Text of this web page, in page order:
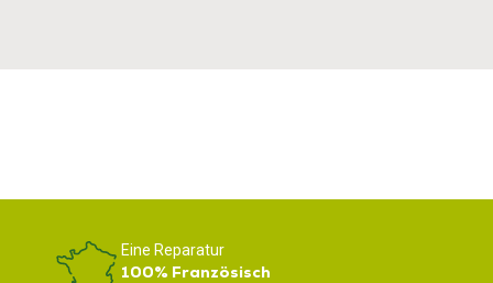
Eine Reparatur
100% Französisch